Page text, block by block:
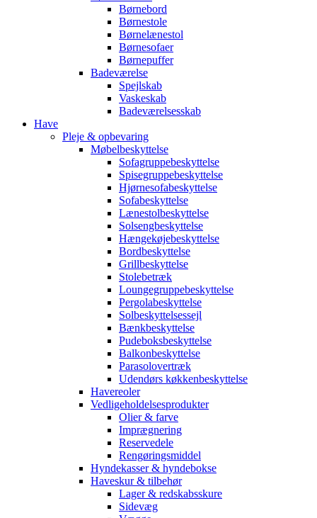
Børnebord
Børnestole
Børnelænestol
Børnesofaer
Børnepuffer
Badeværelse
Spejlskab
Vaskeskab
Badeværelsesskab
Have
Pleje & opbevaring
Møbelbeskyttelse
Sofagruppebeskyttelse
Spisegruppebeskyttelse
Hjørnesofabeskyttelse
Sofabeskyttelse
Lænestolbeskyttelse
Solsengbeskyttelse
Hængekøjebeskyttelse
Bordbeskyttelse
Grillbeskyttelse
Stolebetræk
Loungegruppebeskyttelse
Pergolabeskyttelse
Solbeskyttelsessejl
Bænkbeskyttelse
Pudeboksbeskyttelse
Balkonbeskyttelse
Parasolovertræk
Udendørs køkkenbeskyttelse
Havereoler
Vedligeholdelsesprodukter
Olier & farve
Imprægnering
Reservedele
Rengøringsmiddel
Hyndekasser & hyndebokse
Haveskur & tilbehør
Lager & redskabsskure
Sidevæg